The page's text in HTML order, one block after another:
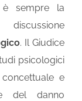
sempre la
. Il Giudice
psicologici
concettuale e
del danno